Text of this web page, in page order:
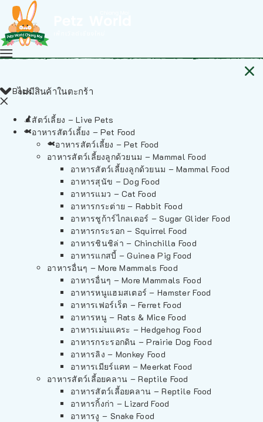
ไม่มีสินค้าในตะกร้า
Back
สัตว์เลี้ยง – Live Pets
อาหารสัตว์เลี้ยง – Pet Food
อาหารสัตว์เลี้ยง – Pet Food
อาหารสัตว์เลี้ยงลูกด้วยนม – Mammal Food
อาหารสัตว์เลี้ยงลูกด้วยนม – Mammal Food
อาหารสุนัข – Dog Food
อาหารแมว – Cat Food
อาหารกระต่าย – Rabbit Food
อาหารชูก้าร์ไกลเดอร์ – Sugar Glider Food
อาหารกระรอก – Squirrel Food
อาหารชินชิล่า – Chinchilla Food
อาหารแกสบี้ – Guinea Pig Food
อาหารอื่นๆ – More Mammals Food
อาหารอื่นๆ – More Mammals Food
อาหารหนูแฮมสเตอร์ – Hamster Food
อาหารเฟอร์เร็ต – Ferret Food
อาหารหนู – Rats & Mice Food
อาหารเม่นแคระ – Hedgehog Food
อาหารกระรอกดิน – Prairie Dog Food
อาหารลิง – Monkey Food
อาหารเมียร์แคท – Meerkat Food
อาหารสัตว์เลี้อยคลาน – Reptile Food
อาหารสัตว์เลี้อยคลาน – Reptile Food
อาหารกิ้งก่า – Lizard Food
อาหารงู – Snake Food